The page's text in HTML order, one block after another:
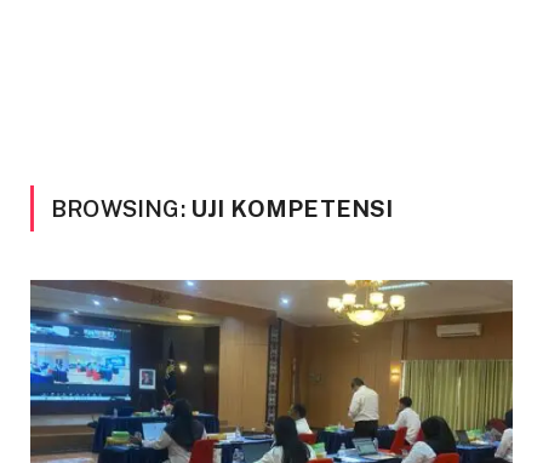
BROWSING: UJI KOMPETENSI